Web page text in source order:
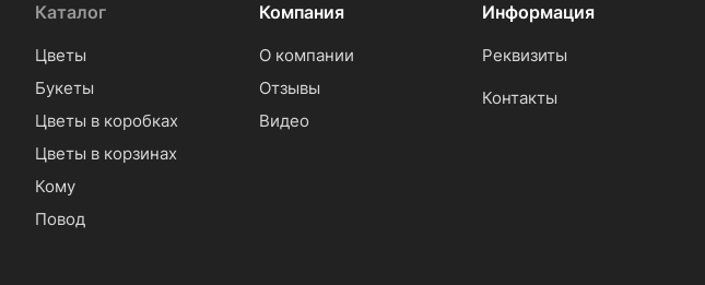
Каталог
Цветы
Букеты
Цветы в коробках
Цветы в корзинах
Кому
Повод
Компания
О компании
Отзывы
Видео
Информация
Реквизиты
Контакты